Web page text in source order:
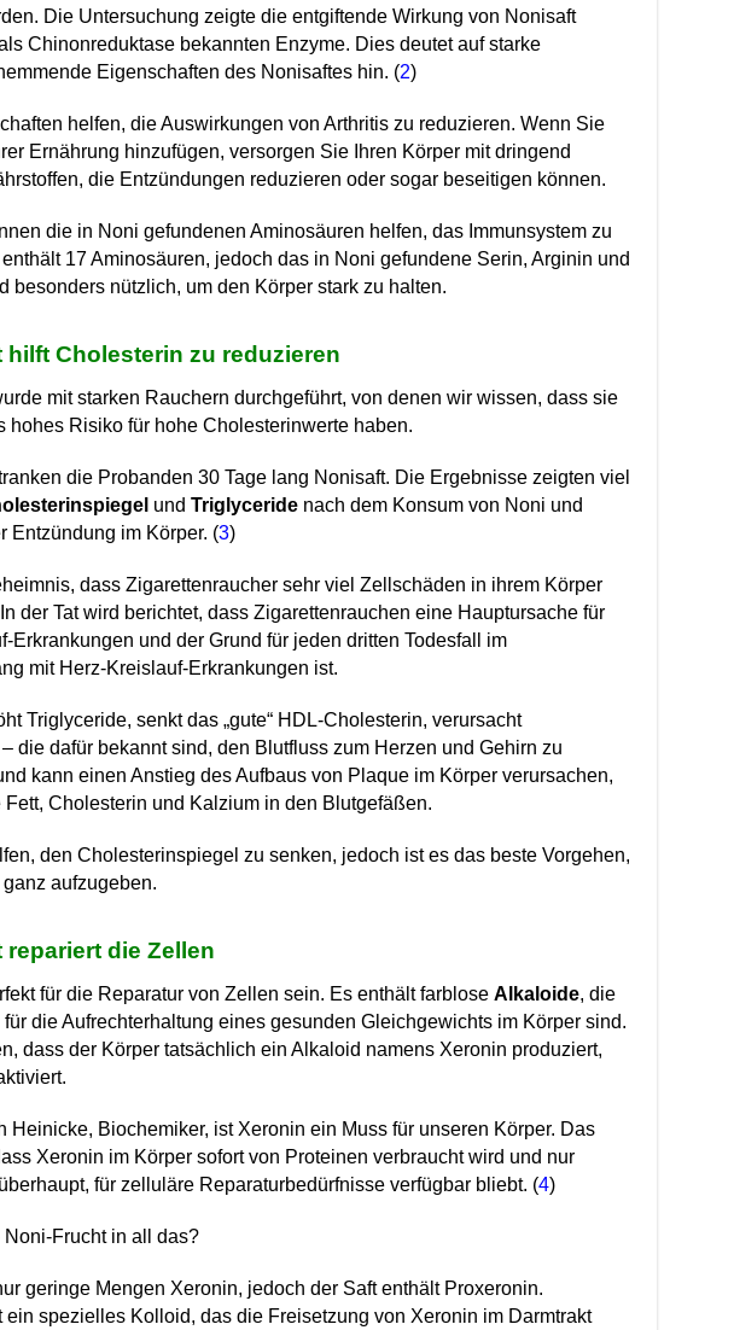
Die Untersuchung zeigte die entgiftende Wirkung von Nonisaft
Chinonreduktase bekannten Enzyme. Dies deutet auf starke
Eigenschaften des Nonisaftes hin. (2)
helfen, die Auswirkungen von Arthritis zu reduzieren. Wenn Sie
Ernährung hinzufügen, versorgen Sie Ihren Körper mit dringend
die Entzündungen reduzieren oder sogar beseitigen können.
die in Noni gefundenen Aminosäuren helfen, das Immunsystem zu
17 Aminosäuren, jedoch das in Noni gefundene Serin, Arginin und
besonders nützlich, um den Körper stark zu halten.
hilft Cholesterin zu reduzieren
mit starken Rauchern durchgeführt, von denen wir wissen, dass sie
hohes Risiko für hohe Cholesterinwerte haben.
die Probanden 30 Tage lang Nonisaft. Die Ergebnisse zeigten viel
und Triglyceride nach dem Konsum von Noni und
Entzündung im Körper. (3)
dass Zigarettenraucher sehr viel Zellschäden in ihrem Körper
der Tat wird berichtet, dass Zigarettenrauchen eine Hauptursache für
Erkrankungen und der Grund für jeden dritten Todesfall im
mit Herz-Kreislauf-Erkrankungen ist.
Triglyceride, senkt das „gute“ HDL-Cholesterin, verursacht
die dafür bekannt sind, den Blutfluss zum Herzen und Gehirn zu
kann einen Anstieg des Aufbaus von Plaque im Körper verursachen,
Fett, Cholesterin und Kalzium in den Blutgefäßen.
den Cholesterinspiegel zu senken, jedoch ist es das beste Vorgehen,
aufzugeben.
repariert die Zellen
für die Reparatur von Zellen sein. Es enthält farblose Alkaloide, die
die Aufrechterhaltung eines gesunden Gleichgewichts im Körper sind.
dass der Körper tatsächlich ein Alkaloid namens Xeronin produziert,
Heinicke, Biochemiker, ist Xeronin ein Muss für unseren Körper. Das
Xeronin im Körper sofort von Proteinen verbraucht wird und nur
für zelluläre Reparaturbedürfnisse verfügbar bliebt. (4)
Frucht in all das?
geringe Mengen Xeronin, jedoch der Saft enthält Proxeronin.
ein spezielles Kolloid, das die Freisetzung von Xeronin im Darmtrakt